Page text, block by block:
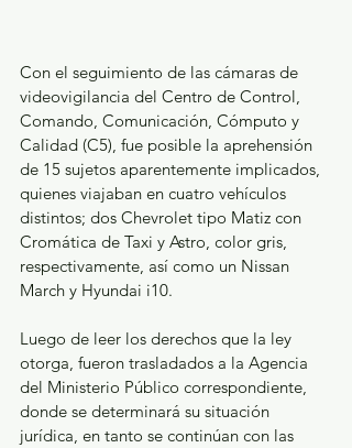
Con el seguimiento de las cámaras de
videovigilancia del Centro de Control,
Comando, Comunicación, Cómputo y
Calidad (C5), fue posible la aprehensión
de 15 sujetos aparentemente implicados,
quienes viajaban en cuatro vehículos
distintos; dos Chevrolet tipo Matiz con
Cromática de Taxi y Astro, color gris,
respectivamente, así como un Nissan
March y Hyundai i10.
Luego de leer los derechos que la ley
otorga, fueron trasladados a la Agencia
del Ministerio Público correspondiente,
donde se determinará su situación
jurídica, en tanto se continúan con las